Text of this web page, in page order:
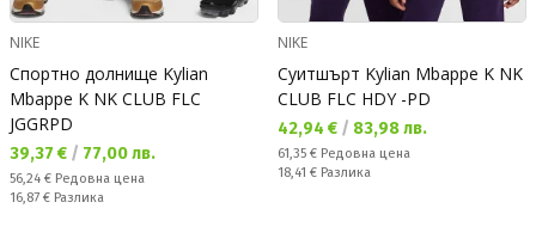
NIKE
Спортно долнище Kylian
Mbappe K NK CLUB FLC
JGGRPD
Текуща цена:
39,37 € / 77,00 лв.
Редовна цена:
56,24 € Редовна цена
Спестявате:
16,87 € Разлика
NIKE
Суитшърт Kylian Mbappe K NK
CLUB FLC HDY -PD
Текуща цена:
42,94 € / 83,98 лв.
Редовна цена:
61,35 € Редовна цена
Спестявате:
18,41 € Разлика